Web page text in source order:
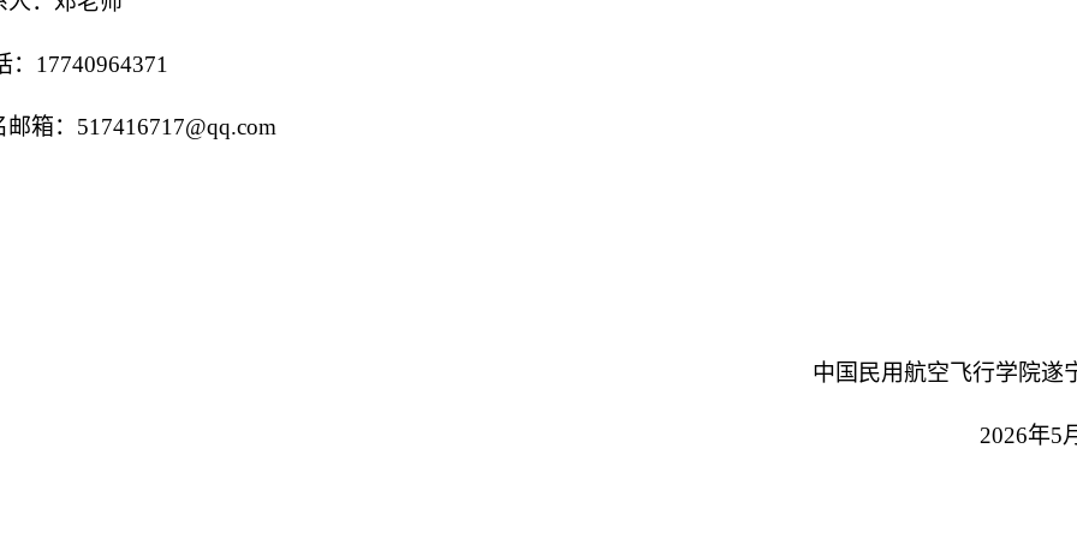
： 17740964371
箱： 517416717@qq.com
中国民用航空飞行学院遂
2026年5